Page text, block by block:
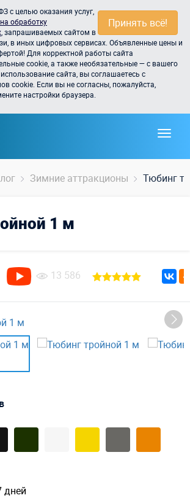
Принять всё!
с целью оказания услуг,
обработку
, запрашиваемых сайтом в
в иных цифровых сервисах. Объявленные цены и
Для корректной работы сайта
cookie, а также необязательные — с вашего
сайта, вы соглашаетесь с
cookie. Если вы не согласны, пожалуйста,
настройки браузера.
Зимние аттракционы Тюбинг
1 м
13 586
дней